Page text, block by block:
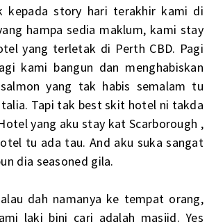
kepada story hari terakhir kami di
hampa sedia maklum, kami stay
yang terletak di Perth CBD. Pagi
kami bangun dan menghabiskan
yang tak habis semalam tu
Tapi tak best skit hotel ni takda
yang aku stay kat Scarborough ,
tu ada tau. And aku suka sangat
dia seasoned gila.
dah namanya ke tempat orang,
laki bini cari adalah masjid. Yes